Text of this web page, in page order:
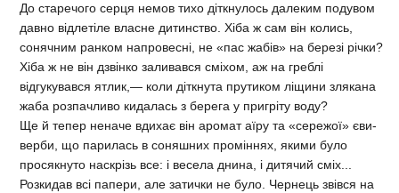
До старечого серця немов тихо діткнулось далеким подувом
давно відлетіле власне дитинство. Хіба ж сам він колись,
сонячним ранком напровесні, не «пас жабів» на березі річки?
Хіба ж не він дзвінко заливався сміхом, аж на греблі
відгукувався ятлик,— коли діткнута прутиком ліщини злякана
жаба розпачливо кидалась з берега у пригріту воду?
Ще й тепер неначе вдихає він аромат аїру та «сережої» єви-
верби, що парилась в соняшних проміннях, якими було
просякнуто наскрізь все: і весела днина, і дитячий сміх...
Розкидав всі папери, але затички не було. Чернець звівся на